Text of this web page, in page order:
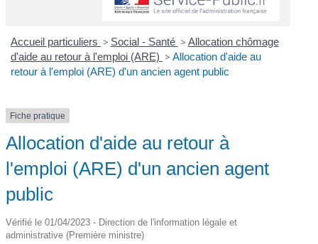
Accueil particuliers > Social - Santé > Allocation chômage
d'aide au retour à l'emploi (ARE) > Allocation d'aide au
retour à l'emploi (ARE) d'un ancien agent public
Fiche pratique
Allocation d'aide au retour à
l'emploi (ARE) d'un ancien agent
public
Vérifié le 01/04/2023 - Direction de l'information légale et
administrative (Première ministre)